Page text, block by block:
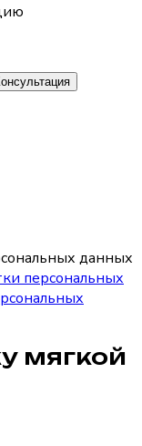
данных
персональных
мягкой